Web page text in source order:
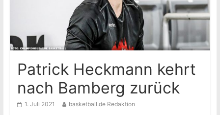
Patrick Heckmann kehrt
nach Bamberg zurück
1. Juli 2021 basketball.de Redaktion